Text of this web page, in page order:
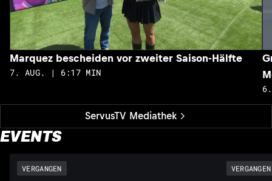
ServusTV Mediathek
Marquez bescheiden vor zweiter Saison-Hälfte
7. AUG. | 6:17 MIN
EVENTS
VERGANGEN VERGANGEN